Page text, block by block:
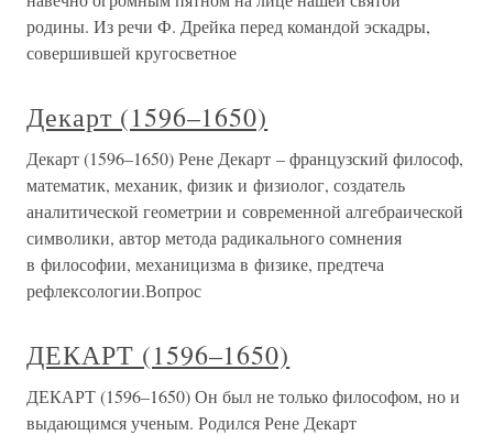
родины. Из речи Ф. Дрейка перед командой эскадры,
совершившей кругосветное
Декарт (1596–1650)
Декарт (1596–1650) Рене Декарт – французский философ,
математик, механик, физик и физиолог, создатель
аналитической геометрии и современной алгебраической
символики, автор метода радикального сомнения
в философии, механицизма в физике, предтеча
рефлексологии.Вопрос
ДЕКАРТ (1596–1650)
ДЕКАРТ (1596–1650) Он был не только философом, но и
выдающимся ученым. Родился Рене Декарт